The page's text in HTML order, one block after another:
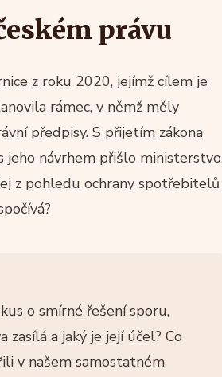
právu
z roku 2020, jejímž cílem je
rámec, v němž měly
předpisy. S přijetím zákona
jeho návrhem přišlo ministerstvo
z pohledu ochrany spotřebitelů
o smírné řešení sporu,
zasílá a jaký je její účel? Co
v našem samostatném